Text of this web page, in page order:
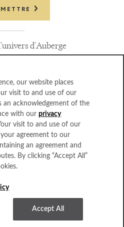
d'Auberge
COLLECTION
QUESTIONS
DU VOYAGE
CONFIDENTIALITÉ
our website places
visit to and use of our
an acknowledgement of the
with ourprivacy
visit to and use of our
agreement to our
an agreement and
By clicking “Accept All”
Accept All